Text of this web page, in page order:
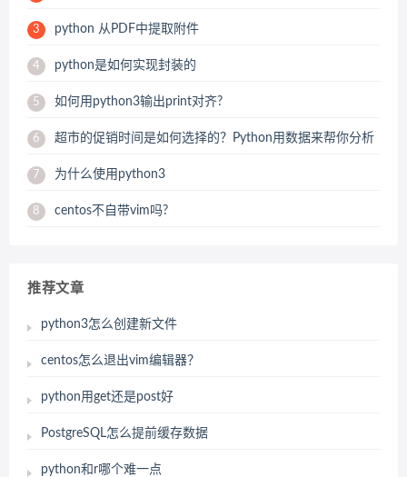
3 python 从PDF中提取附件
4 python是如何实现封装的
5 如何用python3输出print对齐?
6 超市的促销时间是如何选择的？Python用数据来帮你分析
7 为什么使用python3
8 centos不自带vim吗?
推荐文章
python3怎么创建新文件
centos怎么退出vim编辑器？
python用get还是post好
PostgreSQL怎么提前缓存数据
python和r哪个难一点